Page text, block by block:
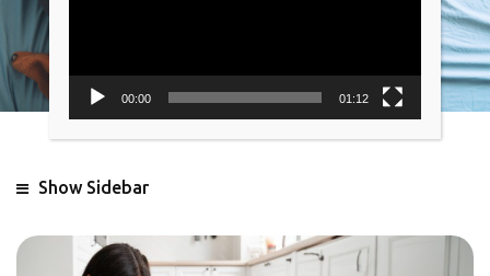
Show Sidebar
00:00 01:12